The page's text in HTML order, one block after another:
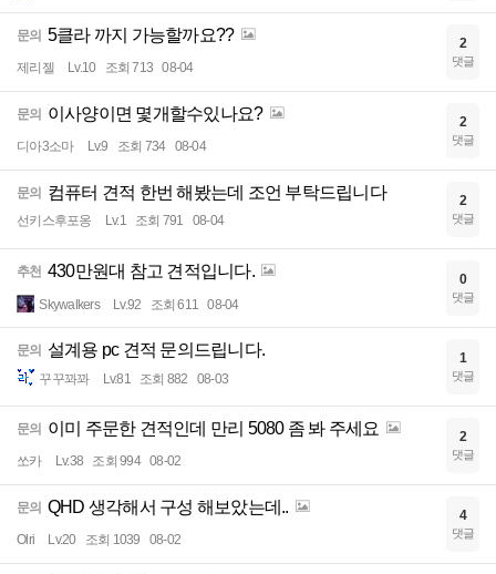
문의 5클라 까지 가능할까요??
제리젤 Lv.10 조회 713 08-04
2
댓글
문의 이사양이면 몇개할수있나요?
디아3소마 Lv.9 조회 734 08-04
2
댓글
문의 컴퓨터 견적 한번 해봤는데 조언 부탁드립니다
선키스후포옹 Lv.1 조회 791 08-04
2
댓글
추천 430만원대 참고 견적입니다.
Skywalkers Lv.92 조회 611 08-04
0
댓글
문의 설계용 pc 견적 문의드립니다.
꾸꾸꽈꽈 Lv.81 조회 882 08-03
1
댓글
문의 이미 주문한 견적인데 만리 5080 좀 봐 주세요
쏘카 Lv.38 조회 994 08-02
2
댓글
문의 QHD 생각해서 구성 해보았는데..
Olri Lv.20 조회 1039 08-02
4
댓글